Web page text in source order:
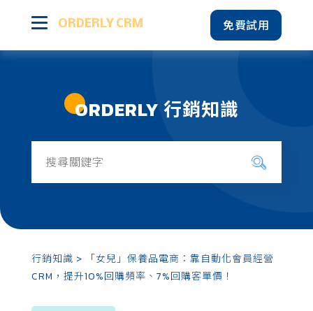
免費試用
ORDERLY CRM
智能會員經營
行銷知識
電商行銷
成功案例
ORDERLY 行銷知識
行銷知識 > 「女兒」保養品電商：靠自動化會員經營
CRM，提升10%回購頻率、7%回購客單價！